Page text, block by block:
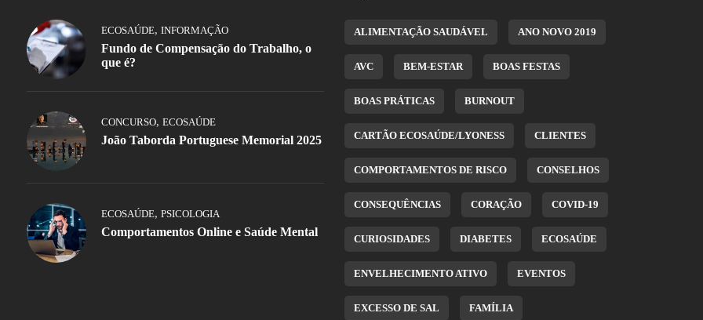
ECOSAÚDE, INFORMAÇÃO
Fundo de Compensação do Trabalho, o
que é?
CONCURSO, ECOSAÚDE
João Taborda Portuguese Memorial 2025
ECOSAÚDE, PSICOLOGIA
Comportamentos Online e Saúde Mental
ALIMENTAÇÃO SAUDÁVEL ANO NOVO 2019
AVC BEM-ESTAR BOAS FESTAS
BOAS PRÁTICAS BURNOUT
CARTÃO ECOSAÚDE/LYONESS CLIENTES
COMPORTAMENTOS DE RISCO CONSELHOS
CONSEQUÊNCIAS CORAÇÃO COVID-19
CURIOSIDADES DIABETES ECOSAÚDE
ENVELHECIMENTO ATIVO EVENTOS
EXCESSO DE SAL FAMÍLIA